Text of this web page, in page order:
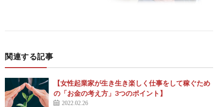
関連する記事
【女性起業家が生き生き楽しく仕事をして稼ぐため
の「お金の考え方」3つのポイント】
2022.02.26